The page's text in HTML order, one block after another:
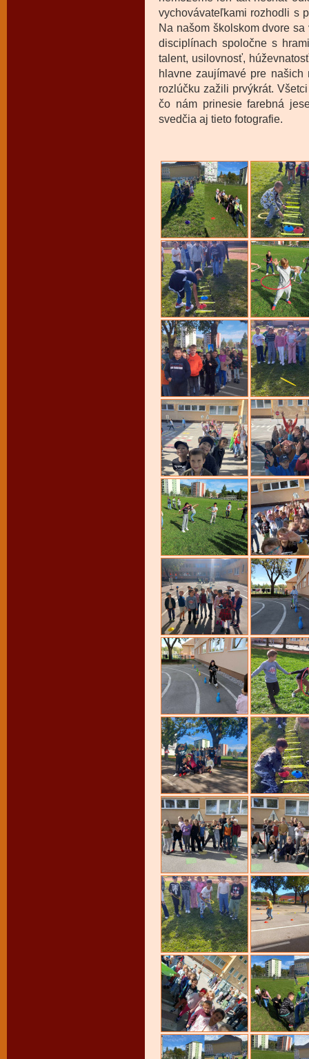
vychovávateľkami rozhodli s
Na našom školskom dvore
disciplínach spoločne s
talent, usilovnosť,
hlavne zaujímavé pre našich
rozlúčku zažili prvýkrát.
čo nám prinesie farebná
svedčia aj tieto fotografie.